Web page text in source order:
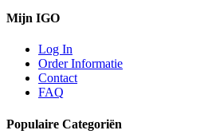
Mijn IGO
Log In
Order Informatie
Contact
FAQ
Populaire Categoriën